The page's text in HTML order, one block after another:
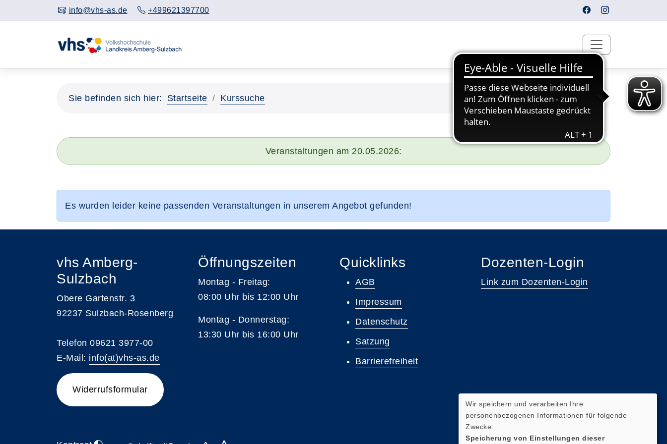
info@vhs-as.de +499621397700
Sie befinden sich hier: Startseite Kurssuche
Veranstaltungen am 20.05.2026:
Es wurden leider keine passenden Veranstaltungen in unserem Angebot gefunden!
vhs Amberg-
Sulzbach
Obere Gartenstr. 3
92237 Sulzbach-Rosenberg
Telefon 09621 3977-00
E-Mail: info(at)vhs-as.de
Widerrufsformular
Öffnungszeiten
Montag - Freitag:
08:00 Uhr bis 12:00 Uhr
Montag - Donnerstag:
13:30 Uhr bis 16:00 Uhr
Quicklinks
AGB
Impressum
Datenschutz
Satzung
Barrierefreiheit
Dozenten-Login
Link zum Dozenten-Login
Wir speichern und verarbeiten Ihre
personenbezogenen Informationen für folgende
Zwecke:
Speicherung von Einstellungen dieser